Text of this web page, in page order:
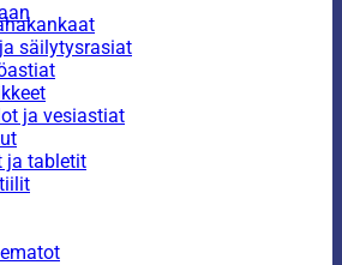
säilytysrasiat
ja vesiastiat
ja tabletit